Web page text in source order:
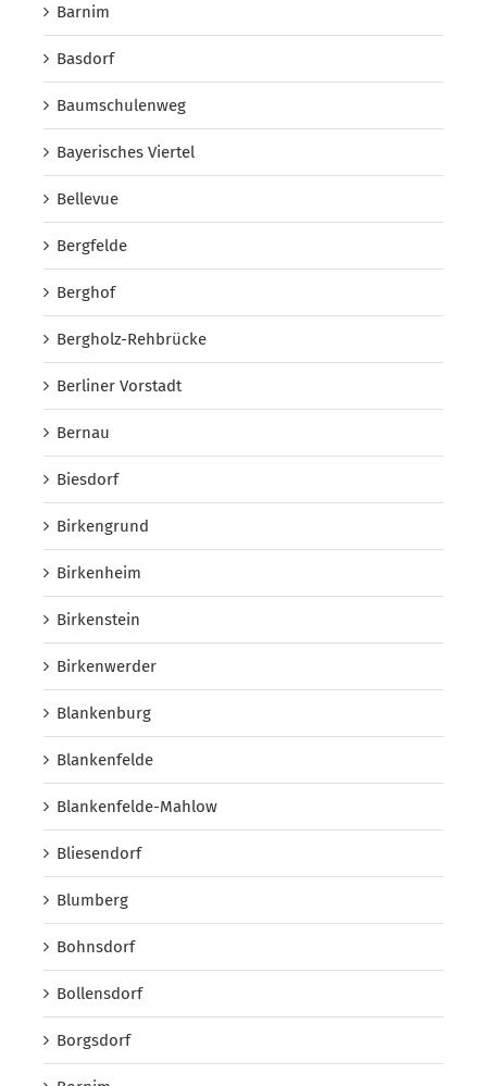
Barnim
Basdorf
Baumschulenweg
Bayerisches Viertel
Bellevue
Bergfelde
Berghof
Bergholz-Rehbrücke
Berliner Vorstadt
Bernau
Biesdorf
Birkengrund
Birkenheim
Birkenstein
Birkenwerder
Blankenburg
Blankenfelde
Blankenfelde-Mahlow
Bliesendorf
Blumberg
Bohnsdorf
Bollensdorf
Borgsdorf